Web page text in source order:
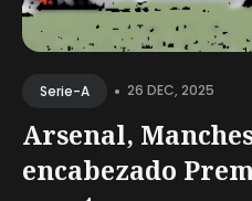
Serie-A • 26 DEC, 2025
Arsenal,
encabezado